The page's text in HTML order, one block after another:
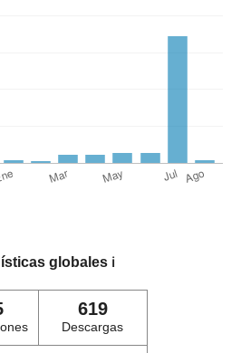
globales ℹ️
619
Descargas